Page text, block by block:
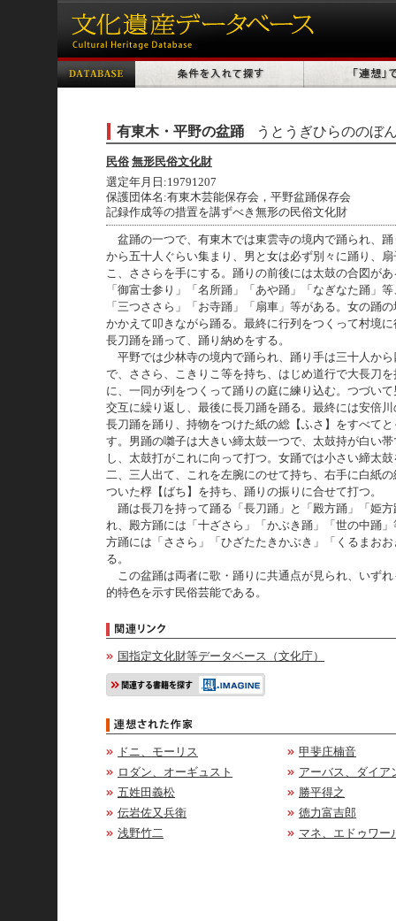
有東木・平野の盆踊 うとうぎひらののぼ
民俗 無形民俗文化財
選定年月日:19791207
保護団体名:有東木芸能保存会，平野盆踊保存会
記録作成等の措置を講ずべき無形の民俗文化財
盆踊の一つで、有東木では東雲寺の境内で踊られ、踊
から五十人ぐらい集まり、男と女は必ず別々に踊り、
こ、ささらを手にする。踊りの前後には太鼓の合図が
「御富士参り」「名所踊」「あや踊」「なぎなた踊」
「三つささら」「お寺踊」「扇車」等がある。女の踊
かかえて叩きながら踊る。最終に行列をつくって村境
長刀踊を踊って、踊り納めをする。
平野では少林寺の境内で踊られ、踊り手は三十人から
で、ささら、こきりこ等を持ち、はじめ道行で大長刀
に、一同が列をつくって踊りの庭に練り込む。つづい
交互に繰り返し、最後に長刀踊を踊る。最終には安倍
長刀踊を踊り、持物をつけた紙の総【ふさ】をすべて
す。男踊の囃子は大きい締太鼓一つで、太鼓持が白い
し、太鼓打がこれに向って打つ。女踊では小さい締太
二、三人出て、これを左腕にのせて持ち、右手に白紙
ついた桴【ばち】を持ち、踊りの振りに合せて打つ。
踊は長刀を持って踊る「長刀踊」と「殿方踊」「姫方
れ、殿方踊には「十ざさら」「かぶき踊」「世の中踊
方踊には「ささら」「ひざたたきかぶき」「くるまお
る。
この盆踊は両者に歌・踊りに共通点が見られ、いずれ
的特色を示す民俗芸能である。
国指定文化財等データベース（文化庁）
ドニ、モーリス
甲斐庄楠音
ロダン、オーギュスト
アーバス、ダイア
五姓田義松
勝平得之
伝岩佐又兵衛
徳力富吉郎
浅野竹二
マネ、エドゥワー